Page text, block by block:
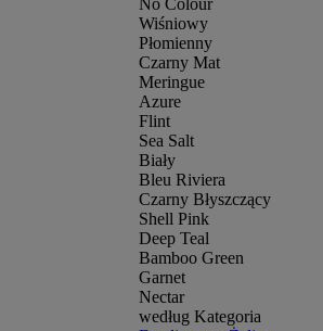
No Colour
Wiśniowy
Płomienny
Czarny Mat
Meringue
Azure
Flint
Sea Salt
Biały
Bleu Riviera
Czarny Błyszczący
Shell Pink
Deep Teal
Bamboo Green
Garnet
Nectar
według Kategoria